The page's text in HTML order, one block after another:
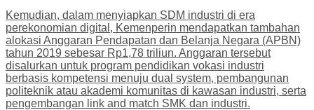
Kemudian, dalam menyiapkan SDM industri di era
perekonomian digital, Kemenperin mendapatkan tambahan
alokasi Anggaran Pendapatan dan Belanja Negara (APBN)
tahun 2019 sebesar Rp1,78 triliun. Anggaran tersebut
disalurkan untuk program pendidikan vokasi industri
berbasis kompetensi menuju dual system, pembangunan
politeknik atau akademi komunitas di kawasan industri, serta
pengembangan link and match SMK dan industri.